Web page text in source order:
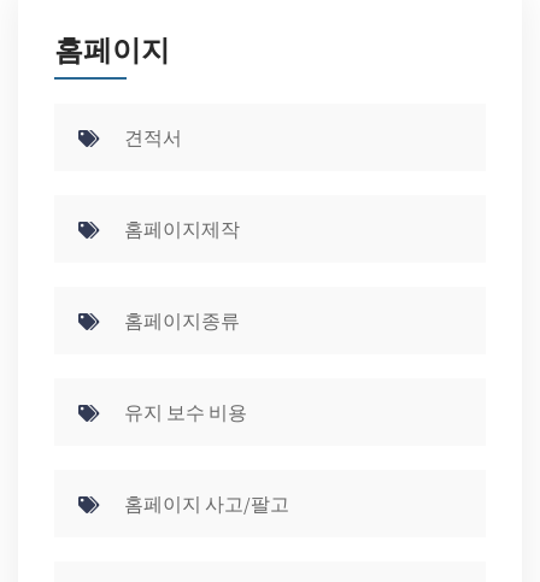
홈페이지
견적서
홈페이지제작
홈페이지종류
유지 보수 비용
홈페이지 사고/팔고